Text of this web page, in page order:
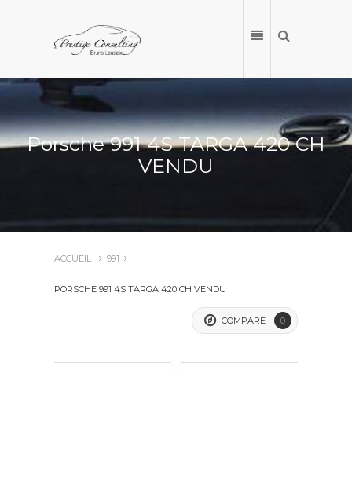
NOS VÉHICULES
Porsche 991 4S TARGA 420 CH
VENDU
ACCUEIL 991
PORSCHE 991 4S TARGA 420 CH VENDU
COMPARE 0